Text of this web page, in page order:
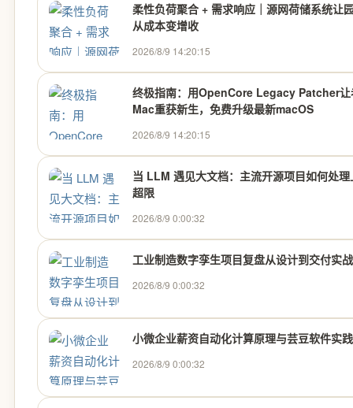
柔性负荷聚合 + 需求响应｜源网荷储系统让
从成本变增收
2026/8/9 14:20:15
终极指南：用OpenCore Legacy Patcher让
Mac重获新生，免费升级最新macOS
2026/8/9 14:20:15
当 LLM 遇见大文档：主流开源项目如何处理
超限
2026/8/9 0:00:32
工业制造数字孪生项目复盘从设计到交付实战
2026/8/9 0:00:32
小微企业薪资自动化计算原理与芸豆软件实践
2026/8/9 0:00:32